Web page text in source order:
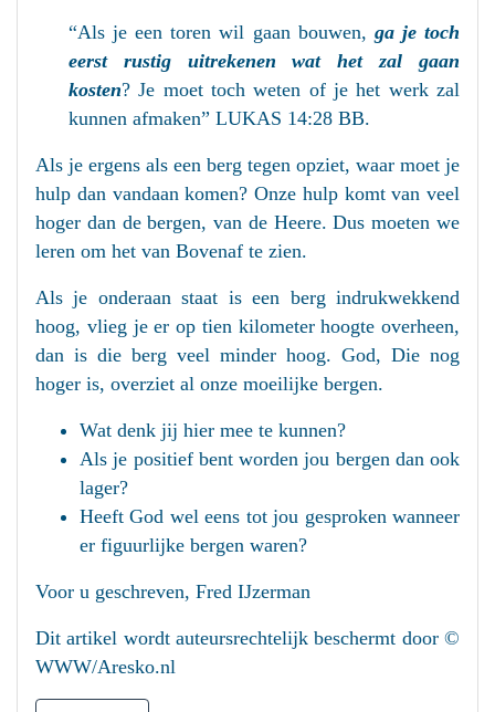
“Als je een toren wil gaan bouwen, ga je toch
eerst rustig uitrekenen wat het zal gaan
kosten? Je moet toch weten of je het werk zal
kunnen afmaken” LUKAS 14:28 BB.
Als je ergens als een berg tegen opziet, waar moet je
hulp dan vandaan komen? Onze hulp komt van veel
hoger dan de bergen, van de Heere. Dus moeten we
leren om het van Bovenaf te zien.
Als je onderaan staat is een berg indrukwekkend
hoog, vlieg je er op tien kilometer hoogte overheen,
dan is die berg veel minder hoog. God, Die nog
hoger is, overziet al onze moeilijke bergen.
Wat denk jij hier mee te kunnen?
Als je positief bent worden jou bergen dan ook
lager?
Heeft God wel eens tot jou gesproken wanneer
er figuurlijke bergen waren?
Voor u geschreven, Fred IJzerman
Dit artikel wordt auteursrechtelijk beschermt door ©
WWW/Aresko.nl